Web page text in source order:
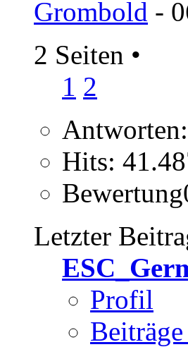
Grombold -
2 Seiten •
1 2
Antworten:
Hits:
Letzter
Profil